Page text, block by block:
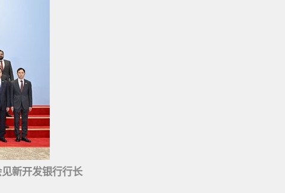
新开发银行行长